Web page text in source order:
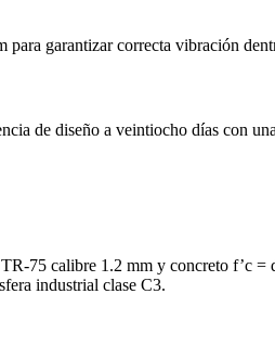
garantizar correcta vibración
de diseño a veintiocho días con
calibre 1.2 mm y concreto f’c
industrial clase C3.